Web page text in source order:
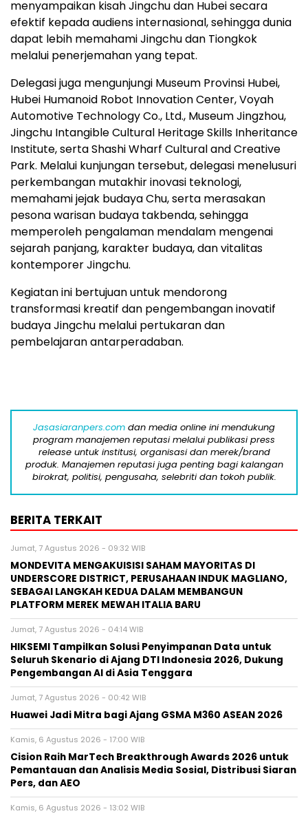
menyampaikan kisah Jingchu dan Hubei secara
efektif kepada audiens internasional, sehingga dunia
dapat lebih memahami Jingchu dan Tiongkok
melalui penerjemahan yang tepat.
Delegasi juga mengunjungi Museum Provinsi Hubei,
Hubei Humanoid Robot Innovation Center, Voyah
Automotive Technology Co., Ltd., Museum Jingzhou,
Jingchu Intangible Cultural Heritage Skills Inheritance
Institute, serta Shashi Wharf Cultural and Creative
Park. Melalui kunjungan tersebut, delegasi menelusuri
perkembangan mutakhir inovasi teknologi,
memahami jejak budaya Chu, serta merasakan
pesona warisan budaya takbenda, sehingga
memperoleh pengalaman mendalam mengenai
sejarah panjang, karakter budaya, dan vitalitas
kontemporer Jingchu.
Kegiatan ini bertujuan untuk mendorong
transformasi kreatif dan pengembangan inovatif
budaya Jingchu melalui pertukaran dan
pembelajaran antarperadaban.
Jasasiaranpers.com dan media online ini mendukung
program manajemen reputasi melalui publikasi press
release untuk institusi, organisasi dan merek/brand
produk. Manajemen reputasi juga penting bagi kalangan
birokrat, politisi, pengusaha, selebriti dan tokoh publik.
BERITA TERKAIT
Jumat, 7 Agustus 2026 - 09:32 WIB
MONDEVITA MENGAKUISISI SAHAM MAYORITAS DI
UNDERSCORE DISTRICT, PERUSAHAAN INDUK MAGLIANO,
SEBAGAI LANGKAH KEDUA DALAM MEMBANGUN
PLATFORM MEREK MEWAH ITALIA BARU
Jumat, 7 Agustus 2026 - 04:14 WIB
HIKSEMI Tampilkan Solusi Penyimpanan Data untuk
Seluruh Skenario di Ajang DTI Indonesia 2026, Dukung
Pengembangan AI di Asia Tenggara
Jumat, 7 Agustus 2026 - 00:42 WIB
Huawei Jadi Mitra bagi Ajang GSMA M360 ASEAN 2026
Kamis, 6 Agustus 2026 - 17:00 WIB
Cision Raih MarTech Breakthrough Awards 2026 untuk
Pemantauan dan Analisis Media Sosial, Distribusi Siaran
Pers, dan AEO
Kamis, 6 Agustus 2026 - 13:02 WIB